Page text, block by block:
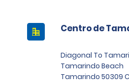
Centro de
Diagonal To
Tamarindo Beach
Tamarindo 50309